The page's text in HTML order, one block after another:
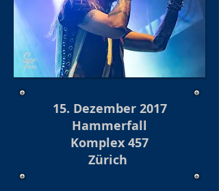
15. Dezember 2017
Hammerfall
Komplex 457
Zürich